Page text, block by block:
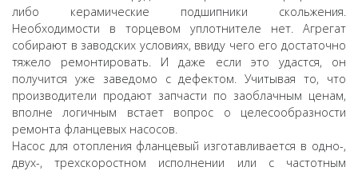
либо керамические подшипники скольжения.
Необходимости в торцевом уплотнителе нет. Агрегат
собирают в заводских условиях, ввиду чего его достаточно
тяжело ремонтировать. И даже если это удастся, он
получится уже заведомо с дефектом. Учитывая то, что
производители продают запчасти по заоблачным ценам,
вполне логичным встает вопрос о целесообразности
ремонта фланцевых насосов.
Насос для отопления фланцевый изготавливается в одно-,
двух-, трехскоростном исполнении или с частотным